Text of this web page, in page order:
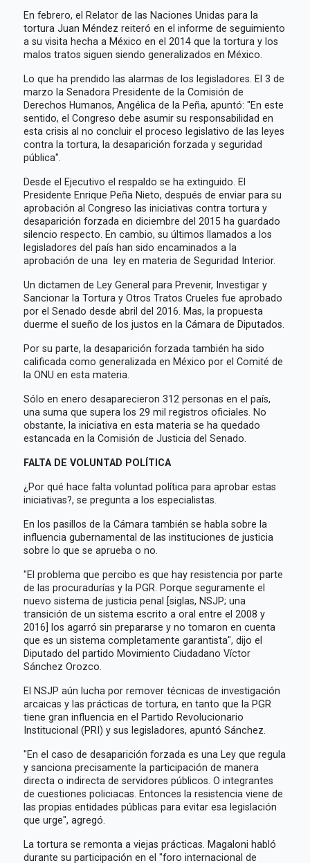
En febrero, el Relator de las Naciones Unidas para la
tortura Juan Méndez reiteró en el informe de seguimiento
a su visita hecha a México en el 2014 que la tortura y los
malos tratos siguen siendo generalizados en México.
Lo que ha prendido las alarmas de los legisladores. El 3 de
marzo la Senadora Presidente de la Comisión de
Derechos Humanos, Angélica de la Peña, apuntó: "En este
sentido, el Congreso debe asumir su responsabilidad en
esta crisis al no concluir el proceso legislativo de las leyes
contra la tortura, la desaparición forzada y seguridad
pública".
Desde el Ejecutivo el respaldo se ha extinguido. El
Presidente Enrique Peña Nieto, después de enviar para su
aprobación al Congreso las iniciativas contra tortura y
desaparición forzada en diciembre del 2015 ha guardado
silencio respecto. En cambio, su últimos llamados a los
legisladores del país han sido encaminados a la
aprobación de una ley en materia de Seguridad Interior.
Un dictamen de Ley General para Prevenir, Investigar y
Sancionar la Tortura y Otros Tratos Crueles fue aprobado
por el Senado desde abril del 2016. Mas, la propuesta
duerme el sueño de los justos en la Cámara de Diputados.
Por su parte, la desaparición forzada también ha sido
calificada como generalizada en México por el Comité de
la ONU en esta materia.
Sólo en enero desaparecieron 312 personas en el país,
una suma que supera los 29 mil registros oficiales. No
obstante, la iniciativa en esta materia se ha quedado
estancada en la Comisión de Justicia del Senado.
FALTA DE VOLUNTAD POLÍTICA
¿Por qué hace falta voluntad política para aprobar estas
iniciativas?, se pregunta a los especialistas.
En los pasillos de la Cámara también se habla sobre la
influencia gubernamental de las instituciones de justicia
sobre lo que se aprueba o no.
"El problema que percibo es que hay resistencia por parte
de las procuradurías y la PGR. Porque seguramente el
nuevo sistema de justicia penal [siglas, NSJP; una
transición de un sistema escrito a oral entre el 2008 y
2016] los agarró sin prepararse y no tomaron en cuenta
que es un sistema completamente garantista", dijo el
Diputado del partido Movimiento Ciudadano Víctor
Sánchez Orozco.
El NSJP aún lucha por remover técnicas de investigación
arcaicas y las prácticas de tortura, en tanto que la PGR
tiene gran influencia en el Partido Revolucionario
Institucional (PRI) y sus legisladores, apuntó Sánchez.
"En el caso de desaparición forzada es una Ley que regula
y sanciona precisamente la participación de manera
directa o indirecta de servidores públicos. O integrantes
de cuestiones policiacas. Entonces la resistencia viene de
las propias entidades públicas para evitar esa legislación
que urge", agregó.
La tortura se remonta a viejas prácticas. Magaloni habló
durante su participación en el "foro internacional de